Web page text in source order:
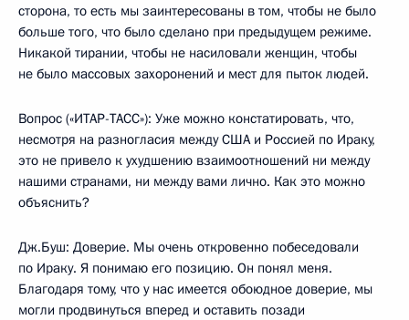
сторона, то есть мы заинтересованы в том, чтобы не было
больше того, что было сделано при предыдущем режиме.
Никакой тирании, чтобы не насиловали женщин, чтобы
не было массовых захоронений и мест для пыток людей.
Вопрос («ИТАР-ТАСС»): Уже можно констатировать, что,
несмотря на разногласия между США и Россией по Ираку,
это не привело к ухудшению взаимоотношений ни между
нашими странами, ни между вами лично. Как это можно
объяснить?
Дж.Буш: Доверие. Мы очень откровенно побеседовали
по Ираку. Я понимаю его позицию. Он понял меня.
Благодаря тому, что у нас имеется обоюдное доверие, мы
могли продвинуться вперед и оставить позади